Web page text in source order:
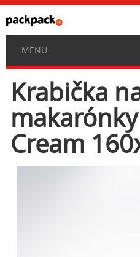
MENU
Krabička
Cream